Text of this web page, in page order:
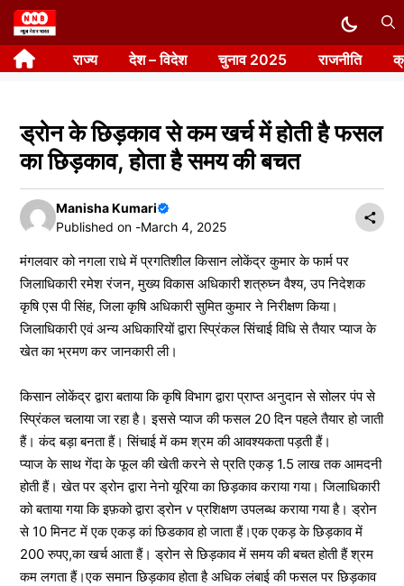
Skip
to
content राज्य देश – विदेश चुनाव 2025 राजनीति
ड्रोन के छिड़काव से कम खर्च में होती है फसल
का छिड़काव, होता है समय की बचत
Manisha Kumari
Published on -March 4, 2025
मंगलवार को नगला राधे में प्रगतिशील किसान लोकेंद्र कुमार के फार्म पर
जिलाधिकारी रमेश रंजन, मुख्य विकास अधिकारी शत्रुघ्न वैश्य, उप निदेशक
कृषि एस पी सिंह, जिला कृषि अधिकारी सुमित कुमार ने निरीक्षण किया।
जिलाधिकारी एवं अन्य अधिकारियों द्वारा स्प्रिंकल सिंचाई विधि से तैयार प्याज के
खेत का भ्रमण कर जानकारी ली।
किसान लोकेंद्र द्वारा बताया कि कृषि विभाग द्वारा प्राप्त अनुदान से सोलर पंप से
स्प्रिंकल चलाया जा रहा है। इससे प्याज की फसल 20 दिन पहले तैयार हो जाती
हैं। कंद बड़ा बनता हैं। सिंचाई में कम श्रम की आवश्यकता पड़ती हैं।
प्याज के साथ गेंदा के फूल की खेती करने से प्रति एकड़ 1.5 लाख तक आमदनी
होती हैं। खेत पर ड्रोन द्वारा नेनो यूरिया का छिड़काव कराया गया। जिलाधिकारी
को बताया गया कि इफ़को द्वारा ड्रोन v प्रशिक्षण उपलब्ध कराया गया है। ड्रोन
से 10 मिनट में एक एकड़ कां छिडकाव हो जाता हैं।एक एकड़ के छिड़काव में
200 रुपए,का खर्च आता हैं। ड्रोन से छिड़काव में समय की बचत होती हैं श्रम
कम लगता हैं।एक समान छिड़काव होता है अधिक लंबाई की फसल पर छिड़काव